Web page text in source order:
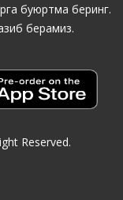
буюртма беринг.
берамиз.
Reserved.